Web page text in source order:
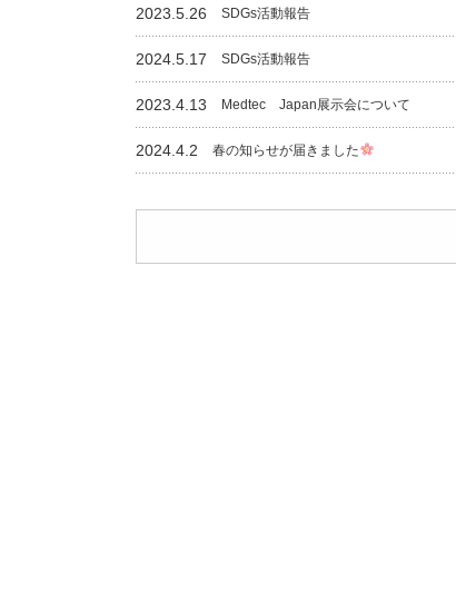
2023.5.26 SDGs活動報告
2024.5.17 SDGs活動報告
2023.4.13 Medtec Japan展示会について
2024.4.2 春の知らせが届きました